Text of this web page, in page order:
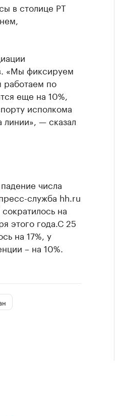
в столице РТ
«Мы фиксируем
работаем по
еще на 10%,
исполкома
линии», — сказал
падение числа
служба hh.ru
на
этого года.С 25
на 17%, у
– на 10%.